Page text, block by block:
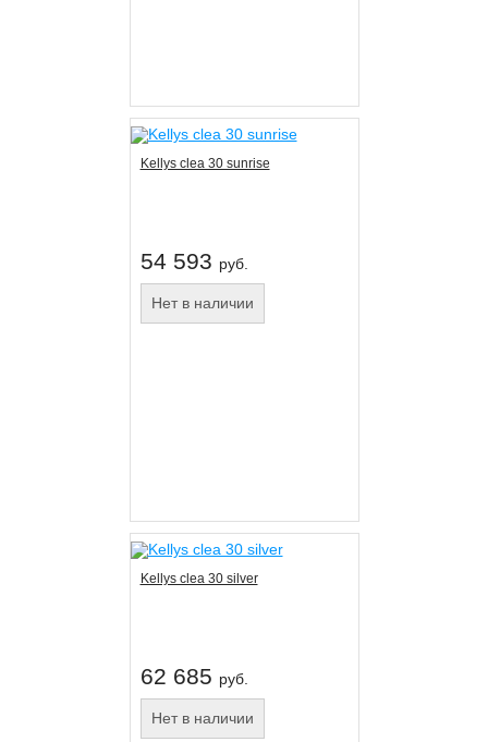
Kellys clea 30 sunrise
54 593 руб.
Нет в наличии
Kellys clea 30 silver
62 685 руб.
Нет в наличии